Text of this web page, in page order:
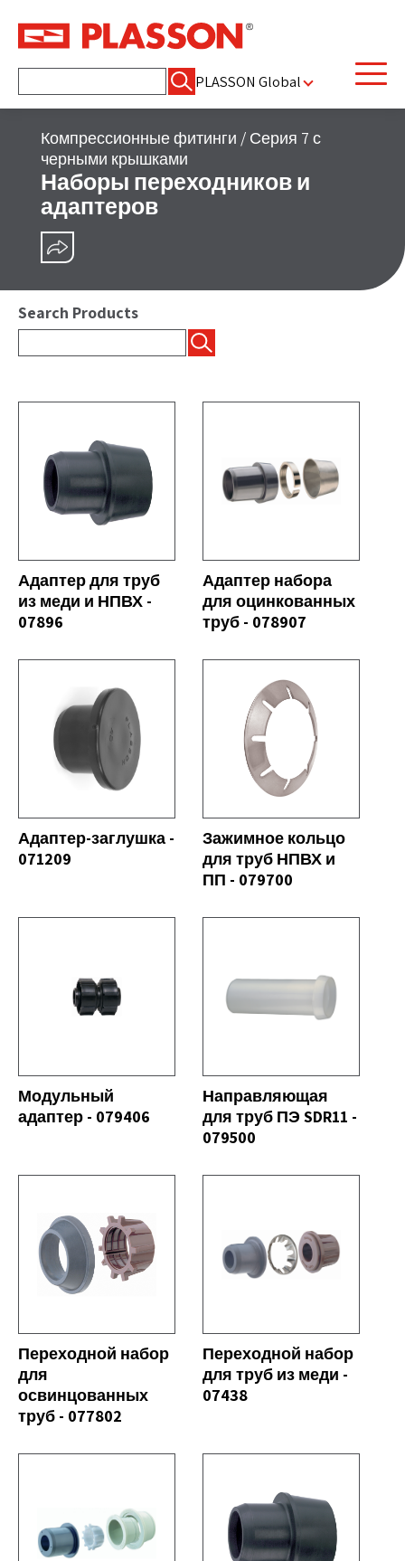
PLASSON Global
Компрессионные фитинги / Серия 7 с
черными крышками
Наборы переходников и
адаптеров
Search Products
Адаптер для труб
из меди и НПВХ -
07896
Адаптер набора
для оцинкованных
труб - 078907
Адаптер-заглушка -
071209
Зажимное кольцо
для труб НПВХ и
ПП - 079700
Модульный
адаптер - 079406
Направляющая
для труб ПЭ SDR11 -
079500
Переходной набор
для
освинцованных
труб - 077802
Переходной набор
для труб из меди -
07438